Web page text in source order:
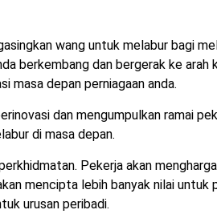
wang untuk melabur bagi
berkembang dan bergerak ke arah
masa depan perniagaan anda.
dan mengumpulkan ramai
di masa depan.
Pekerja akan
mencipta lebih banyak nilai untuk
urusan peribadi.